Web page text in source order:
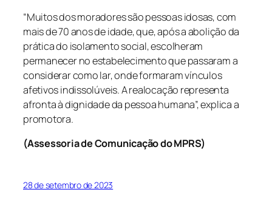
“Muitos dos moradores são pessoas idosas, com
mais de 70 anos de idade, que, após a abolição da
prática do isolamento social, escolheram
permanecer no estabelecimento que passaram a
considerar como lar, onde formaram vínculos
afetivos indissolúveis. A realocação representa
afronta à dignidade da pessoa humana”, explica a
promotora.
(Assessoria de Comunicação do MPRS)
28 de setembro de 2023